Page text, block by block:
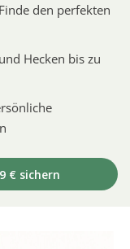
Finde den perfekten
Hecken bis zu
€ sichern